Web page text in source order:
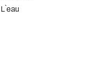
L`eau